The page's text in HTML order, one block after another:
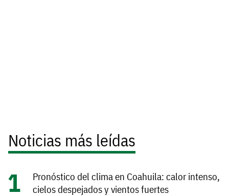
Noticias más leídas
Pronóstico del clima en Coahuila: calor intenso,
cielos despejados y vientos fuertes